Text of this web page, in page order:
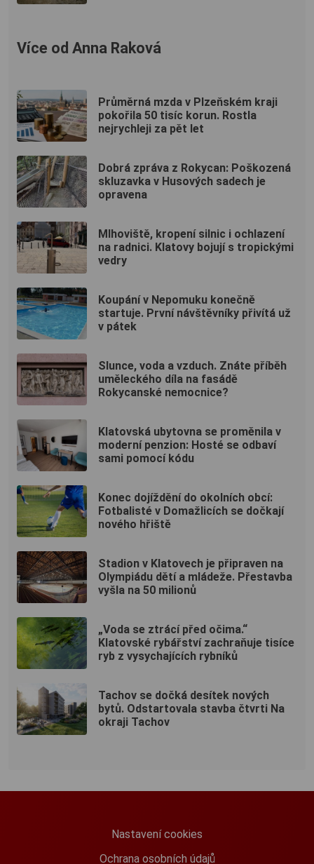
Více od Anna Raková
Průměrná mzda v Plzeňském kraji
pokořila 50 tisíc korun. Rostla
nejrychleji za pět let
Dobrá zpráva z Rokycan: Poškozená
skluzavka v Husových sadech je
opravena
Mlhoviště, kropení silnic i ochlazení
na radnici. Klatovy bojují s tropickými
vedry
Koupání v Nepomuku konečně
startuje. První návštěvníky přivítá už
v pátek
Slunce, voda a vzduch. Znáte příběh
uměleckého díla na fasádě
Rokycanské nemocnice?
Klatovská ubytovna se proměnila v
moderní penzion: Hosté se odbaví
sami pomocí kódu
Konec dojíždění do okolních obcí:
Fotbalisté v Domažlicích se dočkají
nového hřiště
Stadion v Klatovech je připraven na
Olympiádu dětí a mládeže. Přestavba
vyšla na 50 milionů
„Voda se ztrácí před očima.“
Klatovské rybářství zachraňuje tisíce
ryb z vysychajících rybníků
Tachov se dočká desítek nových
bytů. Odstartovala stavba čtvrti Na
okraji Tachov
Nastavení cookies
Ochrana osobních údajů